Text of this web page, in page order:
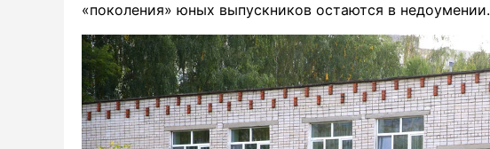
«поколения» юных выпускников остаются в недоумении.